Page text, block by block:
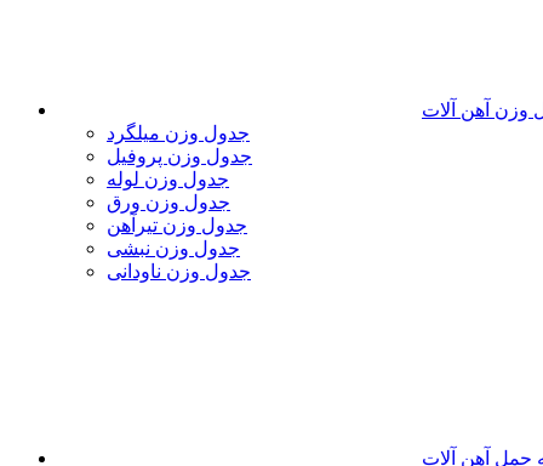
وزن آهن آلات
جدول وزن میلگرد
جدول وزن پروفیل
جدول وزن لوله
جدول وزن ورق
جدول وزن تیرآهن
جدول وزن نبشی
جدول وزن ناودانی
حمل آهن آلات